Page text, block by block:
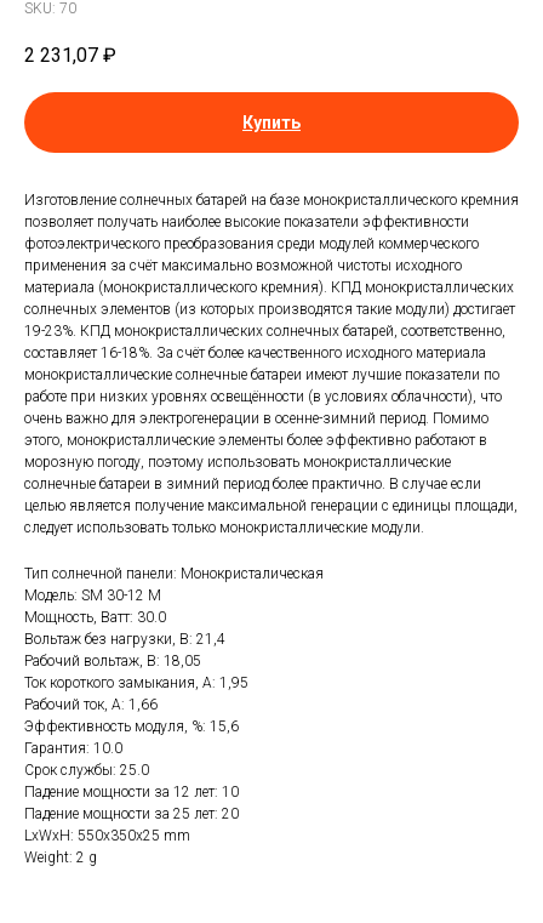
SKU: 70
2 231,07 ₽
Купить
Изготовление солнечных батарей на базе монокристаллического кремния
позволяет получать наиболее высокие показатели эффективности
фотоэлектрического преобразования среди модулей коммерческого
применения за счёт максимально возможной чистоты исходного
материала (монокристаллического кремния). КПД монокристаллических
солнечных элементов (из которых производятся такие модули) достигает
19-23%. КПД монокристаллических солнечных батарей, соответственно,
составляет 16-18%. За счёт более качественного исходного материала
монокристаллические солнечные батареи имеют лучшие показатели по
работе при низких уровнях освещённости (в условиях облачности), что
очень важно для электрогенерации в осенне-зимний период. Помимо
этого, монокристаллические элементы более эффективно работают в
морозную погоду, поэтому использовать монокристаллические
солнечные батареи в зимний период более практично. В случае если
целью является получение максимальной генерации с единицы площади,
следует использовать только монокристаллические модули.
Тип солнечной панели: Монокристалическая
Модель: SM 30-12 M
Мощность, Ватт: 30.0
Вольтаж без нагрузки, В: 21,4
Рабочий вольтаж, В: 18,05
Ток короткого замыкания, А: 1,95
Рабочий ток, А: 1,66
Эффективность модуля, %: 15,6
Гарантия: 10.0
Срок службы: 25.0
Падение мощности за 12 лет: 10
Падение мощности за 25 лет: 20
LxWxH: 550x350x25 mm
Weight: 2 g